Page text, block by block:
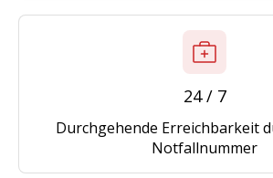
24 / 7
Durchgehende Erreichbarkeit
Notfallnummer